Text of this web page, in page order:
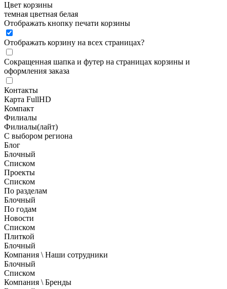
Цвет корзины
темная цветная белая
Отображать кнопку печати корзины
Отображать корзину на всех страницах?
Сокращенная шапка и футер на страницах корзины и
оформления заказа
Контакты
Карта FullHD
Компакт
Филиалы
Филиалы(лайт)
С выбором региона
Блог
Блочный
Списком
Проекты
Списком
По разделам
Блочный
По годам
Новости
Списком
Плиткой
Блочный
Компания \ Наши сотрудники
Блочный
Списком
Компания \ Бренды